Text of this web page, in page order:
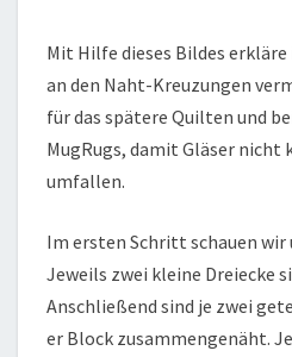
Mit Hilfe dieses Bildes
an den Naht-Kreuzungen
für das spätere Quilten und
MugRugs, damit Gläser nicht
umfallen.
Im ersten Schritt schauen wir
Jeweils zwei kleine Dreiecke
Anschließend sind je zwei
er Block zusammengenäht.